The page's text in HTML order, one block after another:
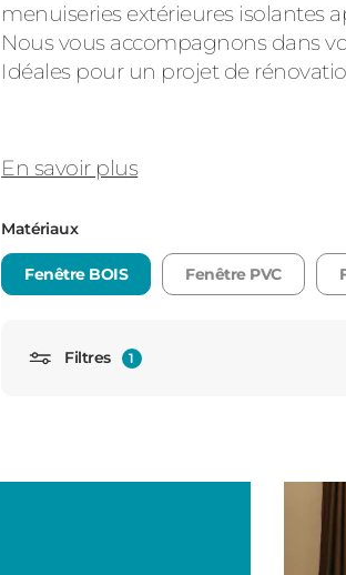
menuiseries extérieures isolantes
Nous vous accompagnons dans
Idéales pour un projet de
En savoir plus
Matériaux
Fenêtre BOIS Fenêtre PVC
Filtres 1
Porte fenêtre fixe